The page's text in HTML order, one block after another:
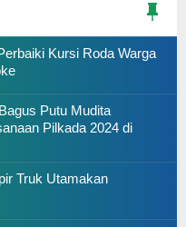
Kursi Roda Warga
Putu Mudita
Pilkada 2024 di
Truk Utamakan